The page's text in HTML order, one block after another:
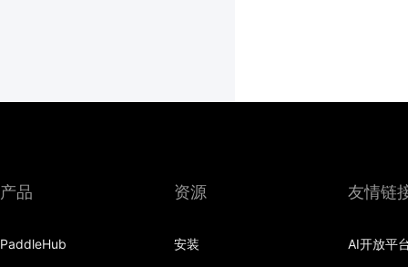
产品
PaddleHub
资源
安装
友情链
AI开放平